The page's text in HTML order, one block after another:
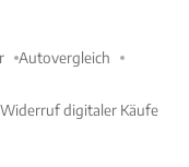
Autovergleich
Widerruf digitaler Käufe